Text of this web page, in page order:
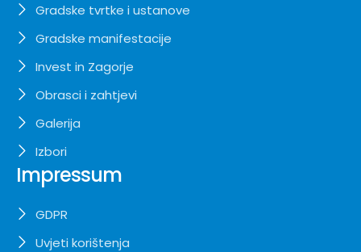
Gradske tvrtke i ustanove
Gradske manifestacije
Invest in Zagorje
Obrasci i zahtjevi
Galerija
Izbori
Impressum
GDPR
Uvjeti korištenja